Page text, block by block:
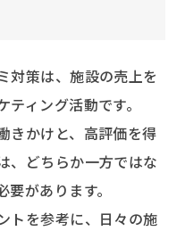
対策は、施設の売上を
ィング活動です。
きかけと、高評価を得
、どちらか一方ではな
があります。
トを参考に、日々の施